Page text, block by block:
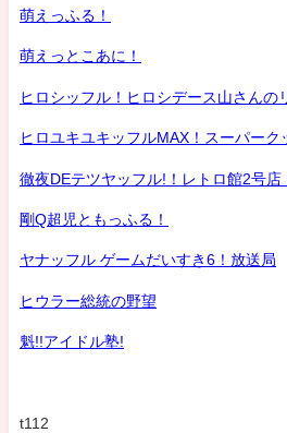
萌えっふる！
萌えっとこあに！
ヒロシッフル！ヒロシデース山さんの
ヒロユキユキッフルMAX！スーパーク
徹夜DEテツヤッフル!！レトロ館2号店
剛Q超児ともっふる！
ヤナッフル ゲームだいすき6！放送局
ヒウラー総統の野望
魁!!アイドル塾!
t112